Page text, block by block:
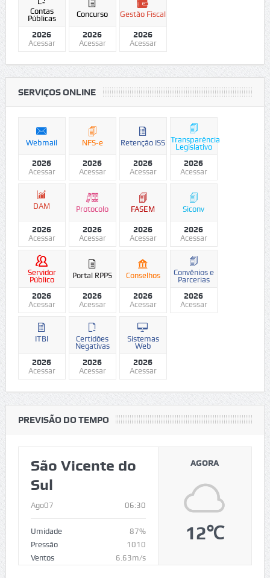
Contas
Públicas
2026
Acessar
Concurso
2026
Acessar
Gestão Fiscal
2026
Acessar
SERVIÇOS ONLINE
Webmail
2026
Acessar
NFS-e
2026
Acessar
Retenção ISS
2026
Acessar
Transparência
Legislativo
2026
Acessar
DAM
2026
Acessar
Protocolo
2026
Acessar
FASEM
2026
Acessar
Siconv
2026
Acessar
Servidor
Público
2026
Acessar
Portal RPPS
2026
Acessar
Conselhos
2026
Acessar
Convênios e
Parcerias
2026
Acessar
ITBI
2026
Acessar
Certidões
Negativas
2026
Acessar
Sistemas
Web
2026
Acessar
PREVISÃO DO TEMPO
São Vicente do
Sul
Ago07 06:30
Umidade
87%
Pressão
1010
Ventos
6.63m/s
AGORA
12℃